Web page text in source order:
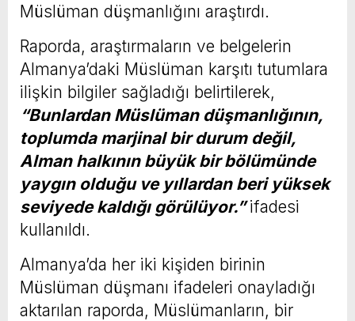
Müslüman düşmanlığını araştırdı.
Raporda, araştırmaların ve belgelerin
Almanya’daki Müslüman karşıtı tutumlara
ilişkin bilgiler sağladığı belirtilerek,
“Bunlardan Müslüman düşmanlığının,
toplumda marjinal bir durum değil,
Alman halkının büyük bir bölümünde
yaygın olduğu ve yıllardan beri yüksek
seviyede kaldığı görülüyor.”ifadesi
kullanıldı.
Almanya’da her iki kişiden birinin
Müslüman düşmanı ifadeleri onayladığı
aktarılan raporda, Müslümanların, bir